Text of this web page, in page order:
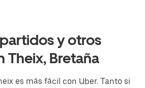
y otros
Theix, Bretaña
es más fácil con Uber. Tanto si